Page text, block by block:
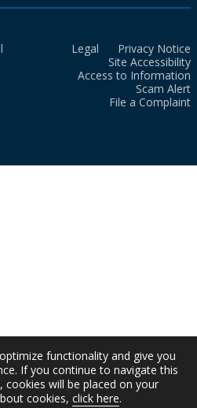
Legal
Privacy Notice
Site Accessibility
Access to Information
Scam Alert
File a Complaint
functionality and give you
If you continue to navigate this
cookies will be placed on your
cookies, click here.